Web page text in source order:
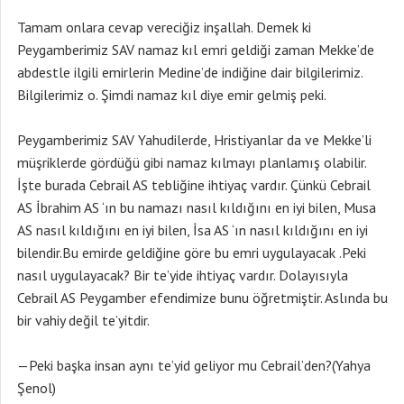
Tamam onlara cevap vereciğiz inşallah. Demek ki
Peygamberimiz SAV namaz kıl emri geldiği zaman Mekke’de
abdestle ilgili emirlerin Medine’de indiğine dair bilgilerimiz.
Bilgilerimiz o. Şimdi namaz kıl diye emir gelmiş peki.
Peygamberimiz SAV Yahudilerde, Hristiyanlar da ve Mekke’li
müşriklerde gördüğü gibi namaz kılmayı planlamış olabilir.
İşte burada Cebrail AS tebliğine ihtiyaç vardır. Çünkü Cebrail
AS İbrahim AS ‘ın bu namazı nasıl kıldığını en iyi bilen, Musa
AS nasıl kıldığını en iyi bilen, İsa AS ‘ın nasıl kıldığını en iyi
bilendir.Bu emirde geldiğine göre bu emri uygulayacak .Peki
nasıl uygulayacak? Bir te’yide ihtiyaç vardır. Dolayısıyla
Cebrail AS Peygamber efendimize bunu öğretmiştir. Aslında bu
bir vahiy değil te’yitdir.
—Peki başka insan aynı te’yid geliyor mu Cebrail’den?(Yahya
Şenol)